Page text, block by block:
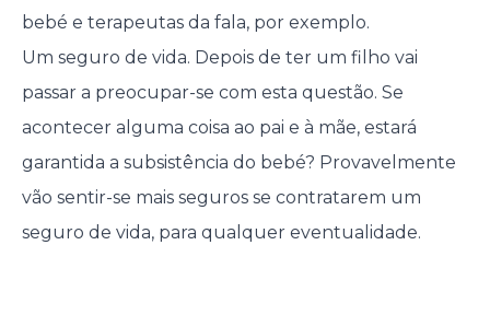
bebé e terapeutas da fala, por exemplo.
Um seguro de vida. Depois de ter um filho vai
passar a preocupar-se com esta questão. Se
acontecer alguma coisa ao pai e à mãe, estará
garantida a subsistência do bebé? Provavelmente
vão sentir-se mais seguros se contratarem um
seguro de vida, para qualquer eventualidade.